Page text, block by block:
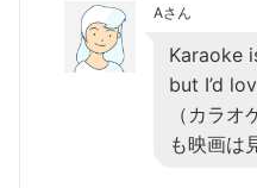
Aさん
Karaoke
but I’d
（カラ
も映画は